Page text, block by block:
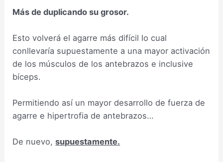
Más de duplicando su grosor.
Esto volverá el agarre más difícil lo cual
conllevaría supuestamente a una mayor activación
de los músculos de los antebrazos e inclusive
bíceps.
Permitiendo así un mayor desarrollo de fuerza de
agarre e hipertrofia de antebrazos…
De nuevo,supuestamente.